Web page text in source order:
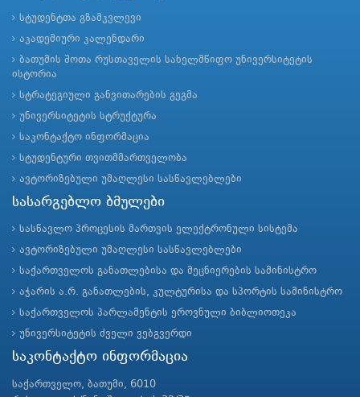
სტუდენტთა გზამკვლევი
აკადემიური კალენდარი
ბათუმის შოთა რუსთაველის სახელმწიფო უნივერსიტეტის
ისტორია
სტრატეგიული განვითარების გეგმა
უნივერსიტეტის სტრუქტურა
საკონტაქტო ინფორმაცია
სტუდენტური თვითმმართველობა
ავტორიზებული უმაღლესი სასწავლებლები
სასარგებლო ბმულები
სასწავლო პროცესის მართვის ელექტრონული სისტემა
ავტორიზებული უმაღლესი სასწავლებლები
საქართველოს განათლებისა და მეცნიერების სამინისტრო
აჭარის ა.რ. განათლების, კულტურისა და სპორტის სამინისტრო
საქართველოს პარლამენტის ეროვნული ბიბლიოთეკა
უნივერსიტეტის ძველი ვებგვერდი
საკონტაქტო ინფორმაცია
საქართველო, ბათუმი, 6010